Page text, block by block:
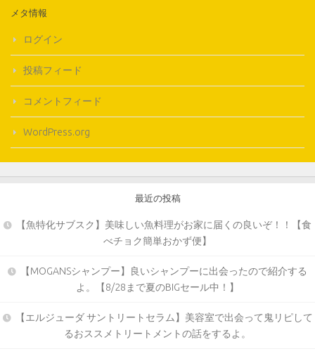
メタ情報
ログイン
投稿フィード
コメントフィード
WordPress.org
最近の投稿
【魚特化サブスク】美味しい魚料理がお家に届くの良いぞ！！【食
べチョク簡単おかず便】
【MOGANSシャンプー】良いシャンプーに出会ったので紹介する
よ。【8/28まで夏のBIGセール中！】
【エルジューダ サントリートセラム】美容室で出会って鬼リピして
るおススメトリートメントの話をするよ。